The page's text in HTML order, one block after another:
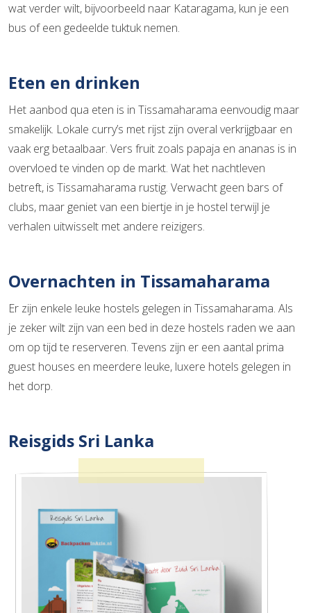
wat verder wilt, bijvoorbeeld naar Kataragama, kun je een
bus of een gedeelde tuktuk nemen.
Eten en drinken
Het aanbod qua eten is in Tissamaharama eenvoudig maar
smakelijk. Lokale curry’s met rijst zijn overal verkrijgbaar en
vaak erg betaalbaar. Vers fruit zoals papaja en ananas is in
overvloed te vinden op de markt. Wat het nachtleven
betreft, is Tissamaharama rustig. Verwacht geen bars of
clubs, maar geniet van een biertje in je hostel terwijl je
verhalen uitwisselt met andere reizigers.
Overnachten in Tissamaharama
Er zijn enkele leuke hostels gelegen in Tissamaharama. Als
je zeker wilt zijn van een bed in deze hostels raden we aan
om op tijd te reserveren. Tevens zijn er een aantal prima
guest houses en meerdere leuke, luxere hotels gelegen in
het dorp.
Reisgids Sri Lanka